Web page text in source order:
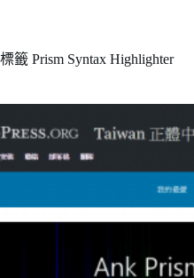
標籤 Prism Syntax Highlighter